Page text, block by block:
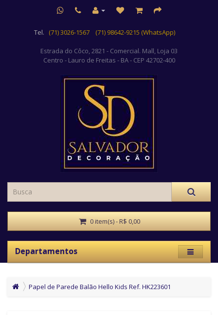
Tel. (71) 3026-1567 (71) 98642-9215 (WhatsApp)
Estrada do Côco, 2821 - Comercial. Mall, Loja 03
Centro - Lauro de Freitas - BA - CEP 42702-400
0 item(s) - R$ 0,00
Departamentos
Papel de Parede Balão Hello Kids Ref. HK223601